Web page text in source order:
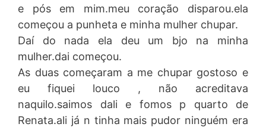
e pós em mim.meu coração disparou.ela
começou a punheta e minha mulher chupar.
Daí do nada ela deu um bjo na minha
mulher.dai começou.
As duas começaram a me chupar gostoso e
eu fiquei louco , não acreditava
naquilo.saimos dali e fomos p quarto de
Renata.ali já n tinha mais pudor ninguém era